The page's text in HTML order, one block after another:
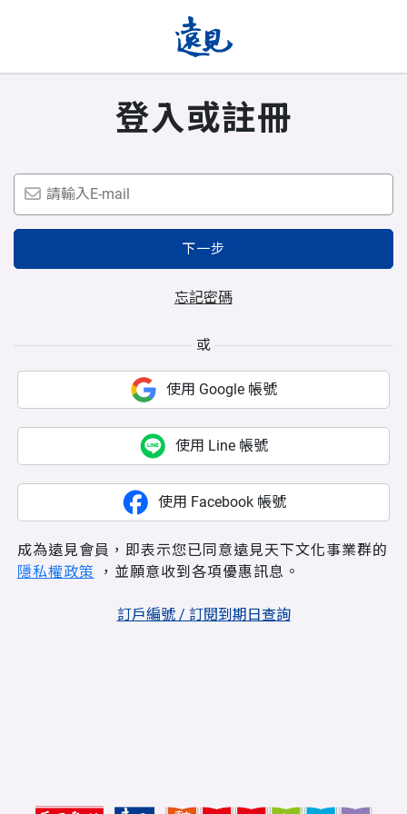
登入或註冊
下一步
忘記密碼
或
使用 Google 帳號
使用 Line 帳號
使用 Facebook 帳號
成為遠見會員，即表示您已同意遠見天下文化事業群的
隱私權政策 ，並願意收到各項優惠訊息。
訂戶編號 / 訂閱到期日查詢